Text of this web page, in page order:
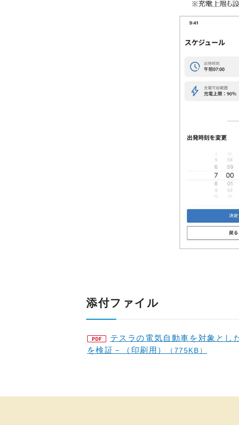
添付ファイル
テスラの電気自動車を対象とし
を検証－（印刷用）
（775KB）